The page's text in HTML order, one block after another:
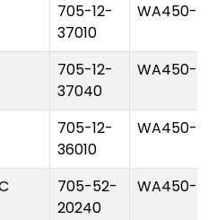
705-12-
37010
WA450-
705-12-
37040
WA450-
705-12-
36010
WA450-
705-52-
20240
WA450-